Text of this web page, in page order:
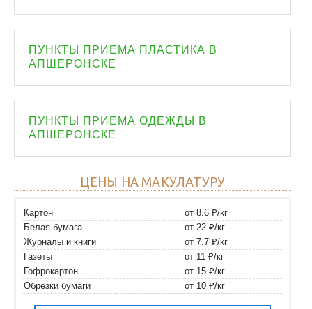
ПУНКТЫ ПРИЕМА ПЛАСТИКА В
АПШЕРОНСКЕ
ПУНКТЫ ПРИЕМА ОДЕЖДЫ В
АПШЕРОНСКЕ
ЦЕНЫ НА МАКУЛАТУРУ
Картон
от 8.6 ₽/кг
Белая бумага
от 22 ₽/кг
Журналы и книги
от 7.7 ₽/кг
Газеты
от 11 ₽/кг
Гофрокартон
от 15 ₽/кг
Обрезки бумаги
от 10 ₽/кг